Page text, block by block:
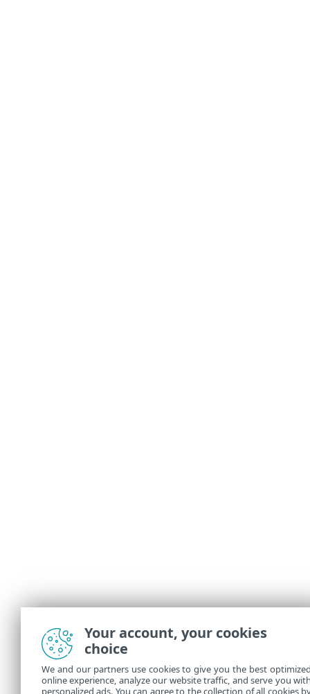
Your account, your cookies
choice
We and our partners use cookies to give you the best
online experience, analyze our website traffic, and serve you
personalized ads. You can agree to the collection of all cookies